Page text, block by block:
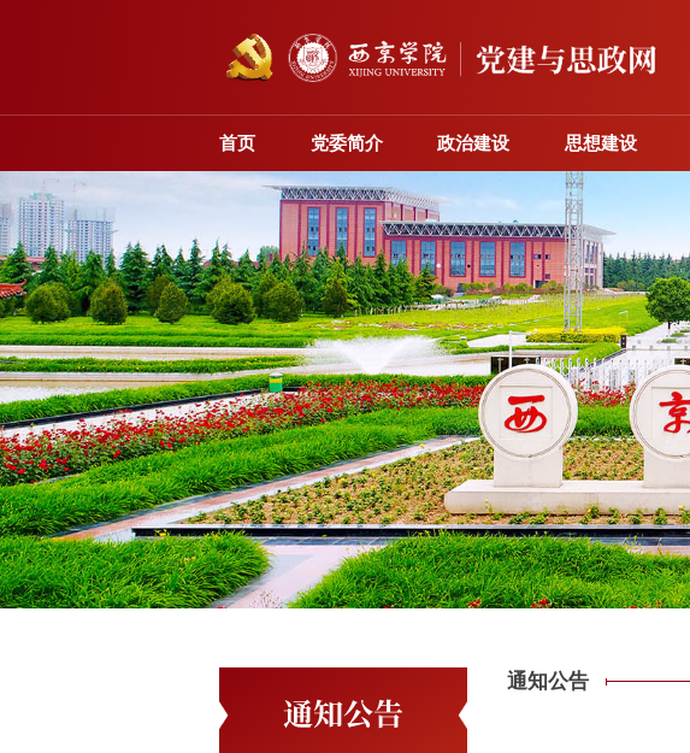
首页 党委简介 政治建设 思想建设
通知公告
通知公告